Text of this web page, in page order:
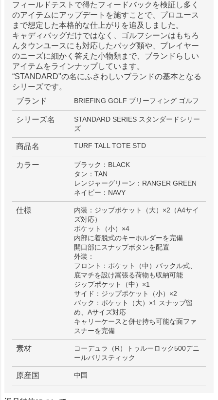
フィールドテストで得たフィードバックを検証し多く
のアイテムにアップデートを施すことで、プロユース
まで想定した本格的な仕上がりを追及しました。
キャディバッグだけではなく、ゴルフシーンはもちろ
んタウンユースにも対応したバッグ類や、プレイヤー
のニーズに細かく答えた小物類まで、ブランドらしい
アイテムをラインナップしています。
“STANDARD"の名にふさわしいブランドの基本となる
シリーズです。
ブランド
BRIEFING GOLF ブリーフィング ゴルフ
シリーズ名
STANDARD SERIES スタンダードシリー
ズ
商品名 TURF TALL TOTE STD
カラー
ブラック：BLACK
タン：TAN
レンジャーグリーン：RANGER GREEN
ネイビー：NAVY
仕様
内装：ジップポケット（大）×2（A4サイ
ズ対応）
ポケット（小）×4
内部に着脱式のキーホルダーを完備
開口部にスナップボタンを配置
外装：
フロント：ポケット（中）バックル式、
底マチを設け嵩張る荷物も収納可能
ジップポケット（中）×1
サイド：ジップポケット（小）×2
バック：ポケット（大）×1 スナップ留
め、Aサイズ対応
キャリーケースと併せ持ち可能な面ファ
スナーを完備
素材
コーデュラ（R）トゥルーロック500デニ
ールバリスティック
原産国 中国